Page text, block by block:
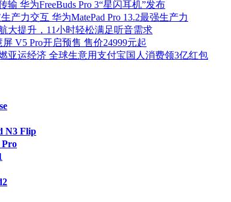
输 华为FreeBuds Pro 3“星闪耳机”发布
产力交互 华为MatePad Pro 13.2最强生产力
大提升，11小时轻松满足听音需求
V5 Pro开启预售 售价24999元起
亚运经济 全球生意用支付宝国人消费领3亿红包
N3 Flip
Pro